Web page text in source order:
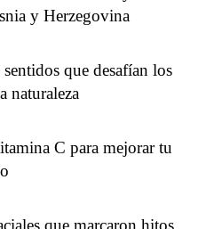
y Herzegovina
que desafían los
naturaleza
C para mejorar tu
que marcaron hitos